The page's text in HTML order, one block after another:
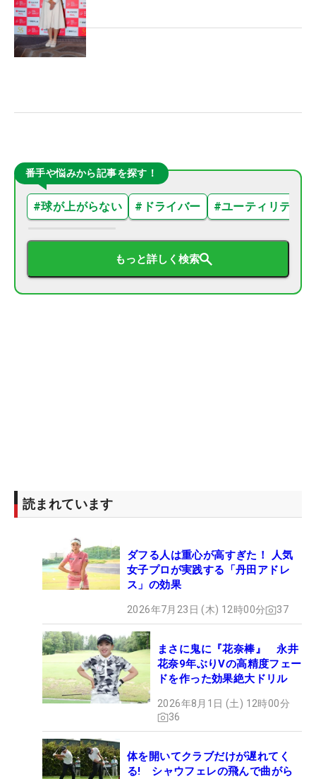
番手や悩みから記事を探す！
#球が上がらない # ドライバー #ユーティリティ
もっと詳しく検索
読まれています
ダフる人は重心が高すぎた！ 人気
女子プロが実践する「丹田アドレ
ス」の効果
2026年7月23日 (木) 12時00分 37
まさに鬼に『花奈棒』 永井
花奈9年ぶりVの高精度フェー
ドを作った効果絶大ドリル
2026年8月1日 (土) 12時00分
36
体を開いてクラブだけが遅れてく
る! シャウフェレの飛んで曲がら